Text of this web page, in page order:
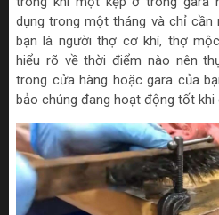
dụng trong một tháng và chỉ cần
bạn là người thợ cơ khí, thợ
hiểu rõ về thời điểm nào nên
trong cửa hàng hoặc gara của
bảo chúng đang hoạt động tốt khi